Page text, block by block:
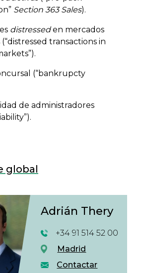
Section 363 Sales).
distresseden mercados
transactions in
(“bankrupcty
de administradores
global
Adrián Thery
+34 91 514 52 00
Madrid
Contactar